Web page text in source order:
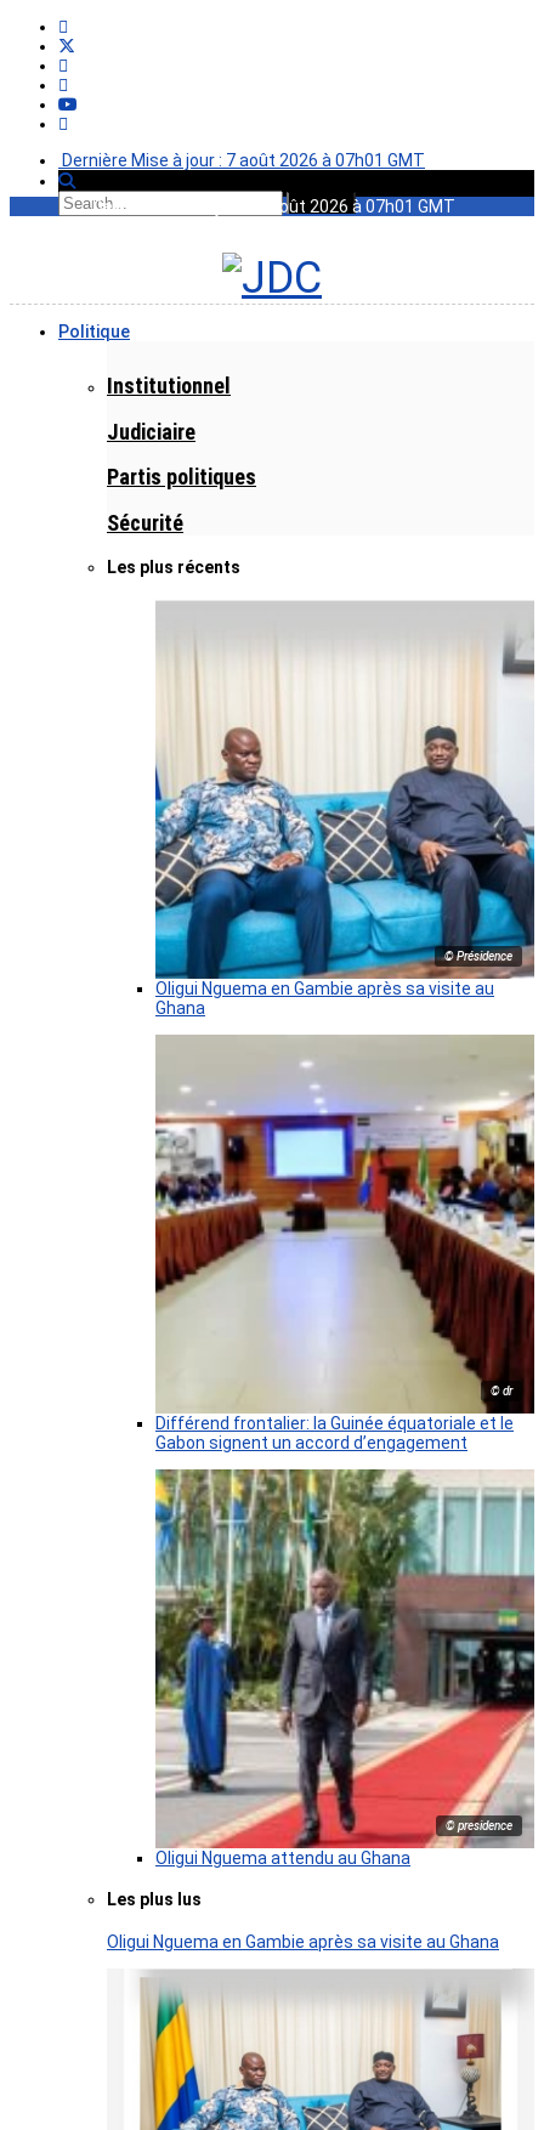
Dernière Mise à jour : 7 août 2026 à 07h01 GMT
Dernière Mise à jour : 7 août 2026 à 07h01 GMT
Politique
Institutionnel
Judiciaire
Partis politiques
Sécurité
Les plus récents
© Présidence
Oligui Nguema en Gambie après sa visite au
Ghana
© dr
Différend frontalier: la Guinée équatoriale et le
Gabon signent un accord d’engagement
© presidence
Oligui Nguema attendu au Ghana
Les plus lus
Oligui Nguema en Gambie après sa visite au Ghana